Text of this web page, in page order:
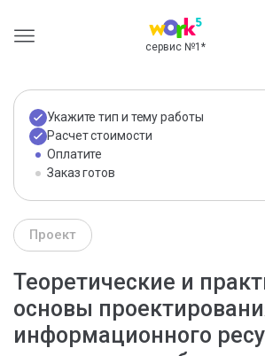
сервис №1 *
Укажите тип и тему работы
Расчет стоимости
Оплатите
Заказ готов
Проект
Теоретические и
основы
информационного